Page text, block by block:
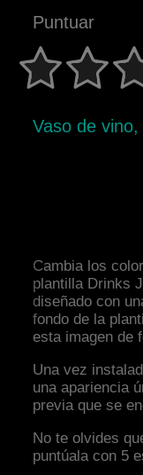
Puntuar
Vaso de
Cambia los
plantilla Drinks
diseñado con
fondo de la
esta imagen de
Una vez
una apariencia
previa que se
No te olvides
puntúala con 5